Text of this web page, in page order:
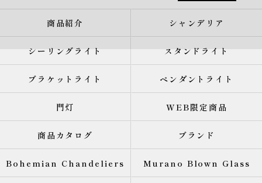
商品紹介 シャンデリア
シーリングライト スタンドライト
ブラケットライト ペンダントライト
門灯 WEB限定商品
商品カタログ ブランド
Bohemian Chandeliers Murano Blown Glass